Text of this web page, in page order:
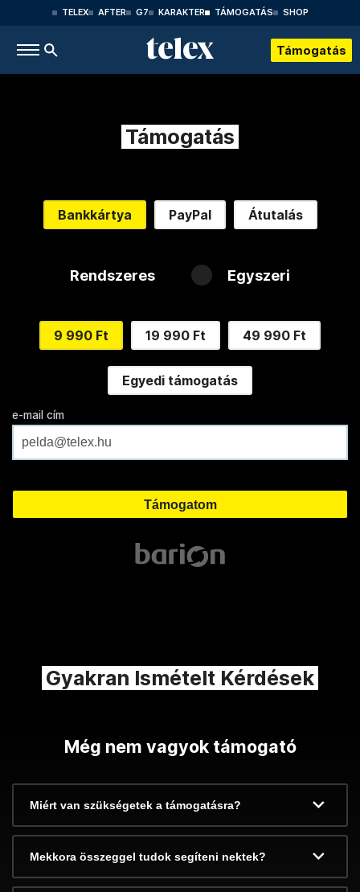
TELEX AFTER G7 KARAKTER TÁMOGATÁS SHOP
Támogatás
Támogatás
Bankkártya PayPal Átutalás
Rendszeres Egyszeri
9 990 Ft 19 990 Ft 49 990 Ft
Egyedi támogatás
e-mail cím
Gyakran Ismételt Kérdések
Még nem vagyok támogató
Miért van szükségetek a támogatásra?
Mekkora összeggel tudok segíteni nektek?